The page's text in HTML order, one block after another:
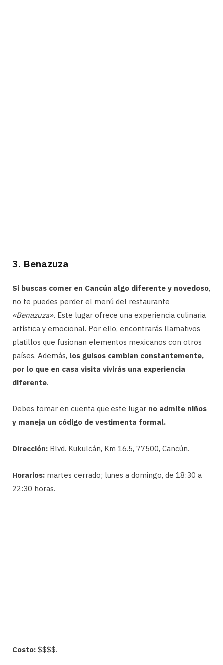
3. Benazuza
Si buscas comer en Cancún algo diferente y novedoso,
no te puedes perder el menú del restaurante
«Benazuza». Este lugar ofrece una experiencia culinaria
artística y emocional. Por ello, encontrarás llamativos
platillos que fusionan elementos mexicanos con otros
países. Además, los guisos cambian constantemente,
por lo que en casa visita vivirás una experiencia
diferente.
Debes tomar en cuenta que este lugar no admite niños
y maneja un código de vestimenta formal.
Dirección: Blvd. Kukulcán, Km 16.5, 77500, Cancún.
Horarios: martes cerrado; lunes a domingo, de 18:30 a
22:30 horas.
Costo: $$$$.